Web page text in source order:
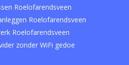
Roelofarendsveen
Roelofarendsveen
Roelofarendsveen
zonder WiFi gedoe